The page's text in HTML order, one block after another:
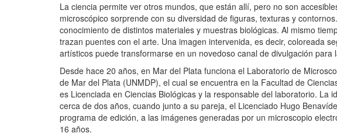
La ciencia permite ver otros mundos, que están allí, pero no son
microscópico sorprende con su diversidad de figuras, texturas y
conocimiento de distintos materiales y muestras biológicas. Al mismo
trazan puentes con el arte. Una imagen intervenida, es decir, coloreada
artísticos puede transformarse en un novedoso canal de divulgación para
Desde hace 20 años, en Mar del Plata funciona el Laboratorio de
de Mar del Plata (UNMDP), el cual se encuentra en la Facultad de
es Licenciada en Ciencias Biológicas y la responsable del laboratorio. La
cerca de dos años, cuando junto a su pareja, el Licenciado Hugo
programa de edición, a las imágenes generadas por un microscopio
16 años.